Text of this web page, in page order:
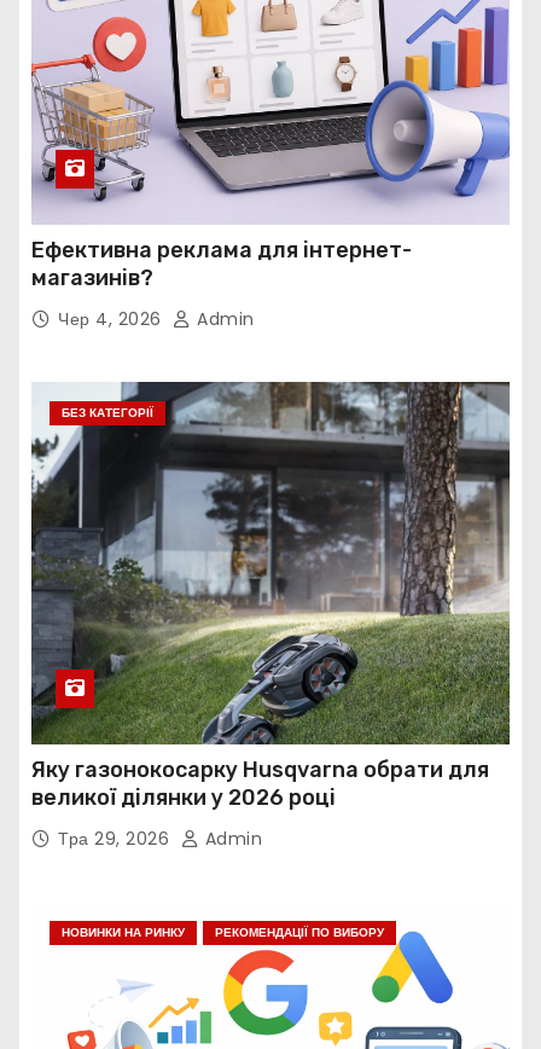
Ефективна реклама для інтернет-
магазинів?
Чер 4, 2026 Admin
БЕЗ КАТЕГОРІЇ
Яку газонокосарку Husqvarna обрати для
великої ділянки у 2026 році
Тра 29, 2026 Admin
НОВИНКИ НА РИНКУ РЕКОМЕНДАЦІЇ ПО ВИБОРУ